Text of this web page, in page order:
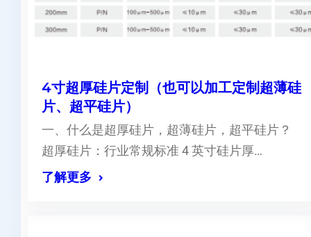
4寸超厚硅片定制（也可以加工定制超薄硅
片、超平硅片）
一、什么是超厚硅片，超薄硅片，超平硅片？
超厚硅片：行业常规标准 4 英寸硅片厚…
了解更多